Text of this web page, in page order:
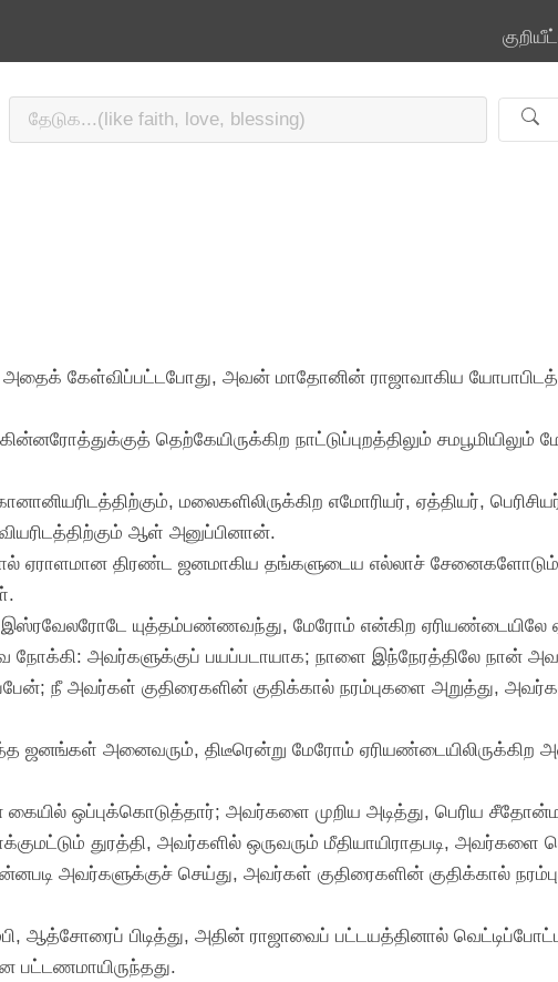
கேள்விப்பட்டபோது, அவன் மாதோனின் ராஜாவாகிய
தெற்கேயிருக்கிற நாட்டுப்புறத்திலும் சமபூமியிலும்
மலைகளிலிருக்கிற எமோரியர், ஏத்தியர்,
ஆள் அனுப்பினான்.
திரண்ட ஜனமாகிய தங்களுடைய எல்லாச் சேனைகளோடும்,
இஸ்ரவேலரோடே யுத்தம்பண்ணவந்து, மேரோம் என்கிற ஏரியண்டையிலே
நோக்கி: அவர்களுக்குப் பயப்படாயாக; நாளை இந்நேரத்திலே நான்
நீ அவர்கள் குதிரைகளின் குதிக்கால் நரம்புகளை அறுத்து,
ஜனங்கள் அனைவரும், திடீரென்று மேரோம் ஏரியண்டையிலிருக்கிற
ஒப்புக்கொடுத்தார்; அவர்களை முறிய அடித்து, பெரிய
துரத்தி, அவர்களில் ஒருவரும் மீதியாயிராதபடி, அவர்களை
அவர்களுக்குச் செய்து, அவர்கள் குதிரைகளின் குதிக்கால்
ஆத்சோரைப் பிடித்து, அதின் ராஜாவைப் பட்டயத்தினால்